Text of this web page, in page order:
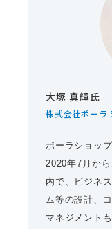
大塚 真輝氏
株式会社ポーラ
ポーラショッ
2020年7月か
内で、ビジネ
ム等の設計、
マネジメント